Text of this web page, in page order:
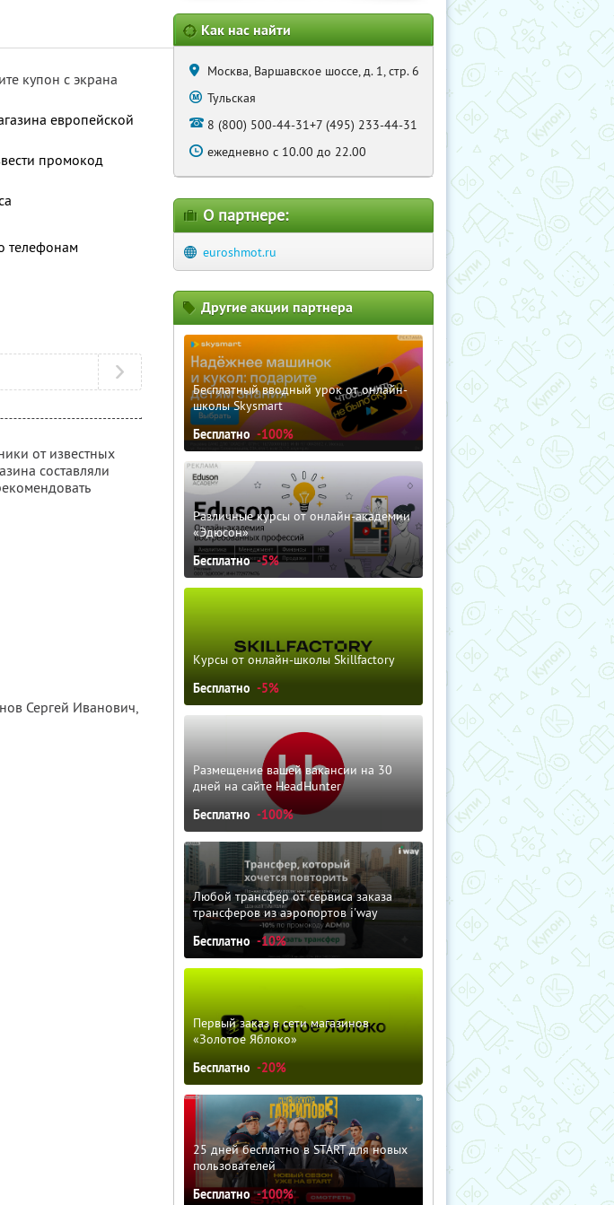
купон с экрана
европейской
промокод
телефонам
от известных
составляли
Сергей Иванович,
Как нас найти
Москва, Варшавское шоссе, д. 1, стр. 6
Тульская
8 (800) 500-44-31+7 (495) 233-44-31
ежедневно с 10.00 до 22.00
О партнере:
euroshmot.ru
Другие акции партнера
Бесплатный вводный урок от онлайн-
школы Skysmart
Бесплатно -100%
Различные курсы от онлайн-академии
«Эдюсон»
Бесплатно -5%
Курсы от онлайн-школы Skillfactory
Бесплатно -5%
Размещение вашей вакансии на 30
дней на сайте HeadHunter
Бесплатно -100%
Любой трансфер от сервиса заказа
трансферов из аэропортов i'way
Бесплатно -10%
Первый заказ в сети магазинов
«Золотое Яблоко»
Бесплатно -20%
25 дней бесплатно в START для новых
пользователей
Бесплатно -100%